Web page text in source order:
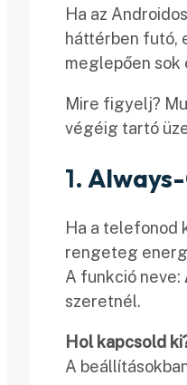
Ha az
háttérben futó,
meglepően sok
Mire figyelj?
végéig tartó
1.
Ha a telefonod
rengeteg
A funkció neve:
szeretnél.
Hol kapcsold
A